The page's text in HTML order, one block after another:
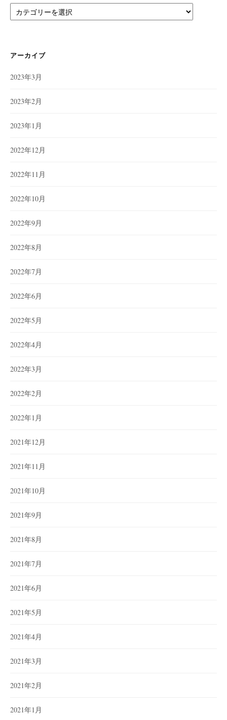
テ
ー
アーカイブ
2023年3月
2023年2月
2023年1月
2022年12月
2022年11月
2022年10月
2022年9月
2022年8月
2022年7月
2022年6月
2022年5月
2022年4月
2022年3月
2022年2月
2022年1月
2021年12月
2021年11月
2021年10月
2021年9月
2021年8月
2021年7月
2021年6月
2021年5月
2021年4月
2021年3月
2021年2月
2021年1月